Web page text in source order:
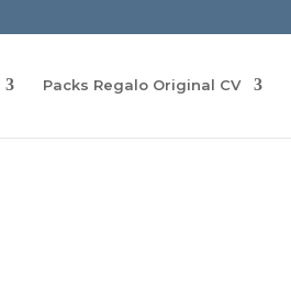
Packs Regalo Original CV